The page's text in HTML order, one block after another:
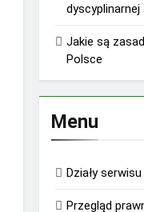
Jakie są
Polsce
Menu
Działy serwisu
Przegląd